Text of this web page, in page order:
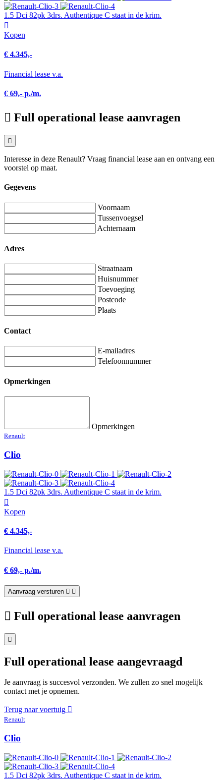
1.5 Dci 82pk 3drs. Authentique C staat in de krim.
Kopen
€ 4.345,-
Financial lease v.a.
€ 69,- p./m.
Full operational lease aanvragen
Interesse in deze Renault? Vraag financial lease aan en ontvang een
voorstel op maat.
Gegevens
Voornaam
Tussenvoegsel
Achternaam
Adres
Straatnaam
Huisnummer
Toevoeging
Postcode
Plaats
Contact
E-mailadres
Telefoonnummer
Opmerkingen
Opmerkingen
Renault
Clio
1.5 Dci 82pk 3drs. Authentique C staat in de krim.
Kopen
€ 4.345,-
Financial lease v.a.
€ 69,- p./m.
Aanvraag versturen
Full operational lease aanvragen
Full operational lease aangevraagd
Je aanvraag is succesvol verzonden. We zullen zo snel mogelijk
contact met je opnemen.
Terug naar voertuig
Renault
Clio
1.5 Dci 82pk 3drs. Authentique C staat in de krim.